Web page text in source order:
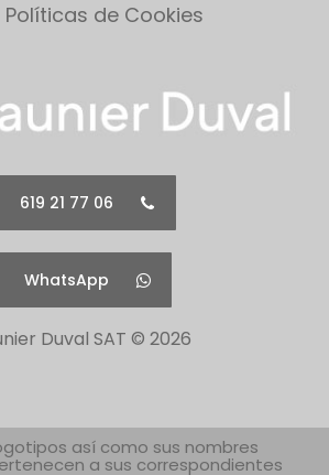
Políticas de Cookies
619 21 77 06
WhatsApp
Duval SAT ©2026
así como sus nombres
a sus correspondientes